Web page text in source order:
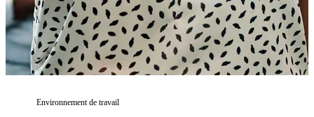
Environnement de travail